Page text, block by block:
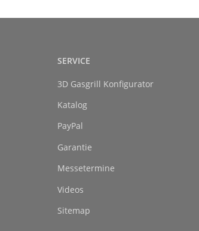
SERVICE
3D Gasgrill Konfigurator
Katalog
PayPal
Garantie
Messetermine
Videos
Sitemap